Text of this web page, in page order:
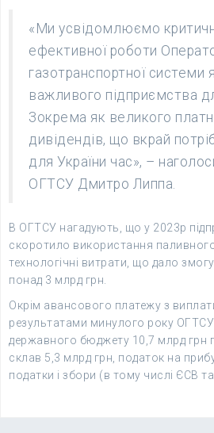
«Ми усвідомлюємо
ефективної роботи
газотранспортної системи
важливого підприємства
Зокрема як великого
дивідендів, що вкрай
для України час», –
ОГТСУ Дмитро Липпа.
В ОГТСУ нагадують, що у 2023р
скоротило використання
технологічні витрати, що дало
понад 3 млрд грн.
Окрім авансового платежу з
результатами минулого року
державного бюджету 10,7 млрд грн
склав 5,3 млрд грн, податок на
податки і збори (в тому числі ЄСВ